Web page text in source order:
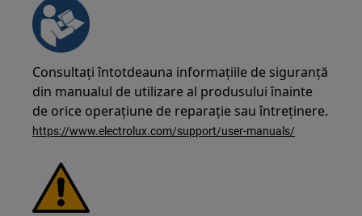
Consultați întotdeauna informațiile de siguranță
din manualul de utilizare al produsului înainte
de orice operațiune de reparație sau întreținere.
https://www.electrolux.com/support/user-manuals/